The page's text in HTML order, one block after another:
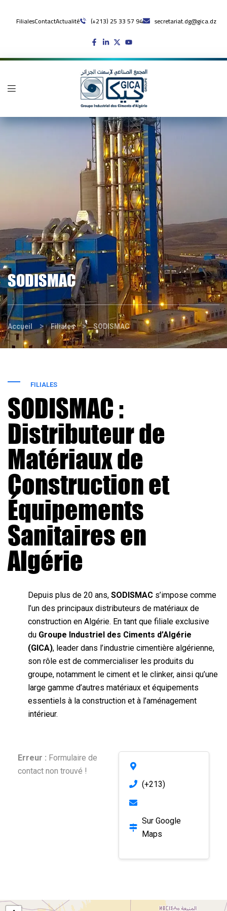
FilialesContactActualité (+213) 25 33 57 94 secretariat.dg@gica.dz
SODISMAC
Accueil > Filiales > SODISMAC
FILIALES
SODISMAC :
Distributeur de
Matériaux de
Construction et
Équipements
Sanitaires en
Algérie
Depuis plus de 20 ans, SODISMAC s’impose comme
l’un des principaux distributeurs de matériaux de
construction en Algérie. En tant que filiale exclusive
du Groupe Industriel des Ciments d’Algérie
(GICA), leader dans l’industrie cimentière algérienne,
son rôle est de commercialiser les produits du
groupe, notamment le ciment et le clinker, ainsi qu’une
large gamme d’autres matériaux et équipements
essentiels à la construction et à l’aménagement
intérieur.
Erreur : Formulaire de
contact non trouvé !
(+213)
Sur Google
Maps